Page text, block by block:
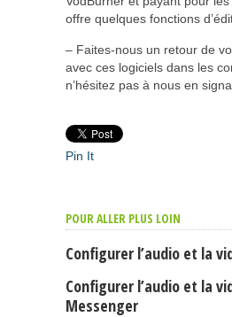
offre quelques fonctions
– Faites-nous un retour de
avec ces logiciels dans les
n’hésitez pas à nous en
Pin It
POUR ALLER PLUS LOIN
Configurer l’audio et la
Configurer l’audio et la
Messenger